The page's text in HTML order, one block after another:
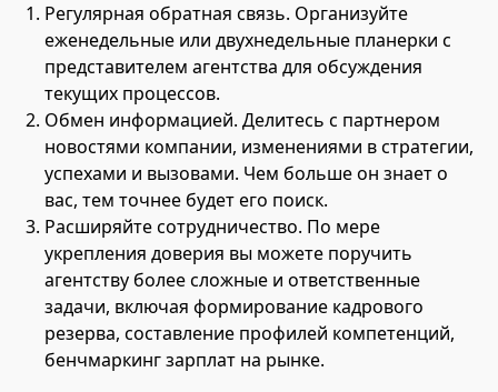
Регулярная обратная связь. Организуйте
еженедельные или двухнедельные планерки с
представителем агентства для обсуждения
текущих процессов.
Обмен информацией. Делитесь с партнером
новостями компании, изменениями в стратегии,
успехами и вызовами. Чем больше он знает о
вас, тем точнее будет его поиск.
Расширяйте сотрудничество. По мере
укрепления доверия вы можете поручить
агентству более сложные и ответственные
задачи, включая формирование кадрового
резерва, составление профилей компетенций,
бенчмаркинг зарплат на рынке.